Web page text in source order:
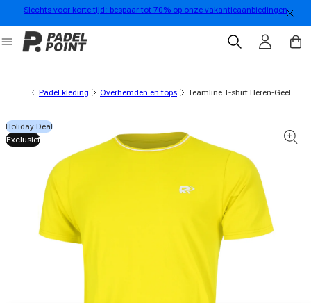
naar de inhoud
Slechts voor korte tijd: bespaar tot 70% op onze vakantieaanbiedingen
Inloggen
Padel kleding Overhemden en tops Teamline T-shirt Heren-Geel
Holiday Deal
Exclusief
gaan